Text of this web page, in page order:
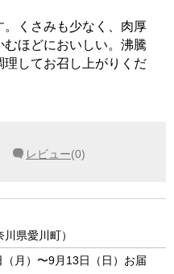
くさみも少なく、肉厚
ほどにおいしい。沸騰
理してお召し上がりくだ
レビュー(0)
県愛川町）
月）〜9月13日（日）お届